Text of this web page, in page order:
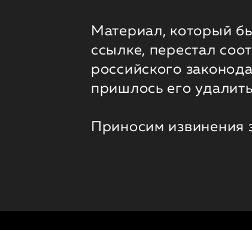
Материал, который
ссылке, перестал
российского
пришлось его
Приносим извинения